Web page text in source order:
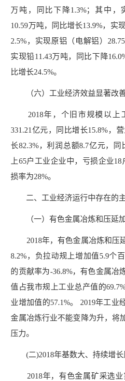
万吨，同比下降1.3%；其中，
10.59万吨，同比增长13.9%，实
2.5%，实现原铝（电解铝）
实现铅11.43万吨，同比下降
比增长24.5%。
（六）工业经济效益显著改
2018年，个旧市规模以上
331.21亿元，同比增长15.8%，
长82.3%，利润总额8.7亿元，同
上65户工业企业中，亏损企业
损率为28%。
二、工业经济运行中存在的
（一）有色金属冶炼和压延
2018年，有色金属冶炼和压
8.2%，负拉动规上增加值5.9个
的贡献率为-36.8%，有色金属冶
值占我市规上工业总产值的
业增加值的57.1%。 2019年工业
金属冶炼行业不能变降为升，将
压力。
(二)2018年基数大、持续增长
2018年，有色金属矿采选业